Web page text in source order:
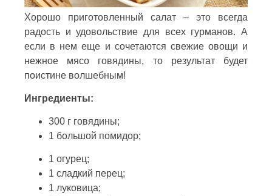
Хорошо приготовленный салат – это всегда
радость и удовольствие для всех гурманов. А
если в нем еще и сочетаются свежие овощи и
нежное мясо говядины, то результат будет
поистине волшебным!
Ингредиенты:
300 г говядины;
1 большой помидор;
1 огурец;
1 сладкий перец;
1 луковица;